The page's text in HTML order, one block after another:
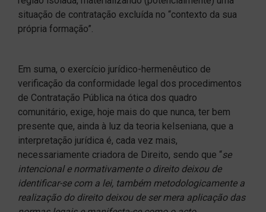
situação de contratação excluída no “contexto da sua
própria formação”.
Em suma, o exercício jurídico-hermenêutico de
verificação da conformidade legal dos procedimentos
de Contratação Pública na ótica dos quadro
comunitário, exige, hoje mais do que nunca, ter bem
presente que, ainda à luz da teoria kelseniana, que a
interpretação jurídica é, cada vez mais,
necessariamente criadora de Direito, sendo que “se
intencional e normativamente o direito deixou de
identificar-se com a lei, também metodologicamente a
realização do direito deixou de ser mera aplicação das